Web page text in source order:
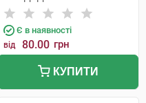
Є в наявності
від 80.00 грн
КУПИТИ